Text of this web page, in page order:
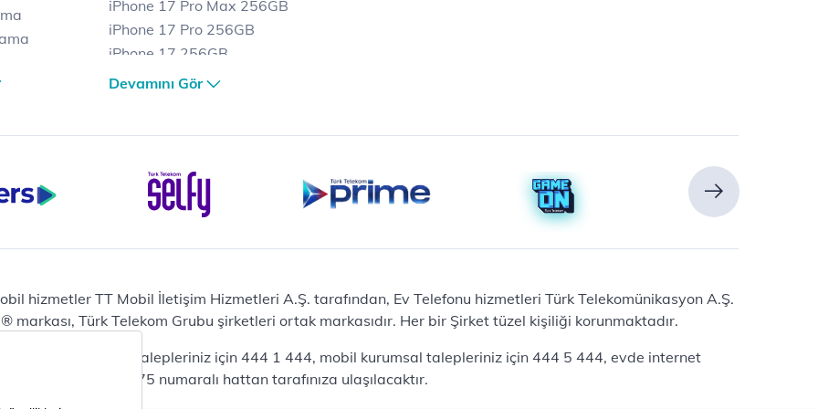
iPhone 17 Pro Max 256GB
iPhone 17 Pro 256GB
iPhone 17 256GB
iPhone 17 Air 256GB
Casper Nirvana C370
Notebook
Ev Telefonu
Panasonic TGB610
Modem ve Wi-Fi
Zyxel DX3300 Wi-Fi 6
Premium VDSL Modem
Devamını Gör
hizmetler TT Mobil İletişim Hizmetleri A.Ş. tarafından, Ev Telefonu hizmetleri Türk Telekomünikasyon A.Ş.
markası, Türk Telekom Grubu şirketleri ortak markasıdır. Her bir Şirket tüzel kişiliği korunmaktadır.
mobil bireysel talepleriniz için 444 1 444, mobil kurumsal talepleriniz için 444 5 444, evde internet
için 444 0375 numaralı hattan tarafınıza ulaşılacaktır.